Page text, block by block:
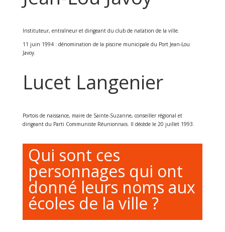
Instituteur, entraîneur et dirigeant du club de natation de la ville.
11 juin 1994 : dénomination de la piscine municipale du Port Jean-Lou
Javoy.
Lucet Langenier
Portois de naissance, maire de Sainte-Suzanne, conseiller régional et
dirigeant du Parti Communiste Réunionnais. Il décède le 20 juillet 1993.
Qui sont ces
personnages qui ont
donné leurs noms aux
écoles de la ville ?